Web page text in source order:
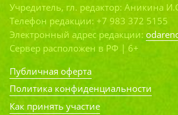
Учредитель, гл. редактор: Аникина
Телефон редакции: +7 983 372 5155
Электронный адрес редакции:
Сервер расположен в РФ | 6+
Публичная оферта
Политика конфиденциальности
Как принять участие